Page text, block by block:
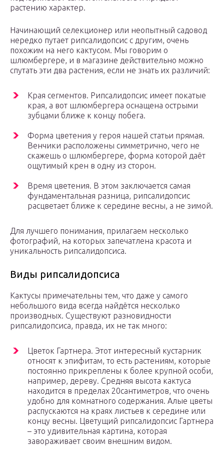
растению характер.
Начинающий селекционер или неопытный садовод
нередко путает рипсалидопсис с другим, очень
похожим на него кактусом. Мы говорим о
шлюмбергере, и в магазине действительно можно
спутать эти два растения, если не знать их различий:
Края сегментов. Рипсалидопсис имеет покатые
края, а вот шлюмбергера оснащена острыми
зубцами ближе к концу побега.
Форма цветения у героя нашей статьи прямая.
Венчики расположены симметрично, чего не
скажешь о шлюмбергере, форма которой даёт
ощутимый крен в одну из сторон.
Время цветения. В этом заключается самая
фундаментальная разница, рипсалидопсис
расцветает ближе к середине весны, а не зимой.
Для лучшего понимания, прилагаем несколько
фотографий, на которых запечатлена красота и
уникальность рипсалидопсиса.
Виды рипсалидопсиса
Кактусы примечательны тем, что даже у самого
небольшого вида всегда найдётся несколько
производных. Существуют разновидности
рипсалидопсиса, правда, их не так много:
Цветок Гартнера. Этот интересный кустарник
относят к эпифитам, то есть растениям, которые
постоянно прикреплены к более крупной особи,
например, дереву. Средняя высота кактуса
находится в пределах 20сантиметров, что очень
удобно для комнатного содержания. Алые цветы
распускаются на краях листьев к середине или
концу весны. Цветущий рипсалидопсис Гартнера
– это удивительная картина, которая
завораживает своим внешним видом.